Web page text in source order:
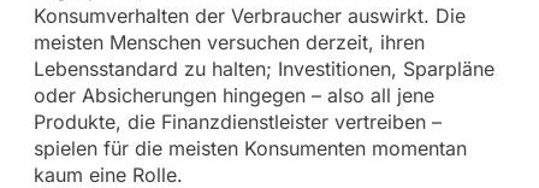
Konsumverhalten der Verbraucher auswirkt. Die
meisten Menschen versuchen derzeit, ihren
Lebensstandard zu halten; Investitionen, Sparpläne
oder Absicherungen hingegen – also all jene
Produkte, die Finanzdienstleister vertreiben –
spielen für die meisten Konsumenten momentan
kaum eine Rolle.